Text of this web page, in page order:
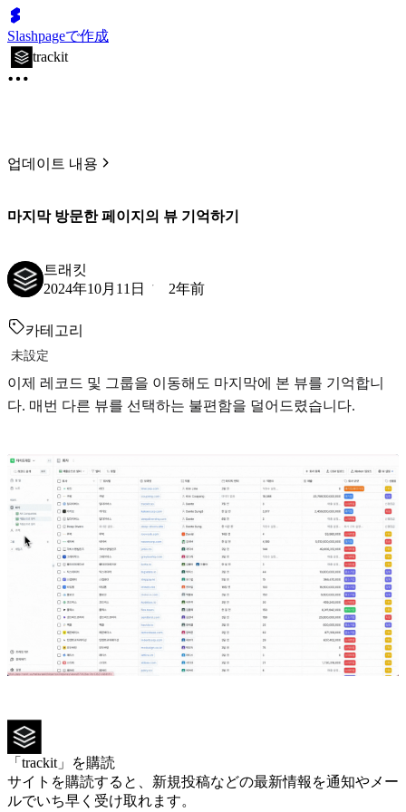
Slashpageで作成
trackit
업데이트 내용
마지막 방문한 페이지의 뷰 기억하기
트래킷
2024年10月11日
2年前
카테고리
未設定
이제 레코드 및 그룹을 이동해도 마지막에 본 뷰를 기억합니
다. 매번 다른 뷰를 선택하는 불편함을 덜어드렸습니다.
「trackit」を購読
サイトを購読すると、新規投稿などの最新情報を通知やメー
ルでいち早く受け取れます。